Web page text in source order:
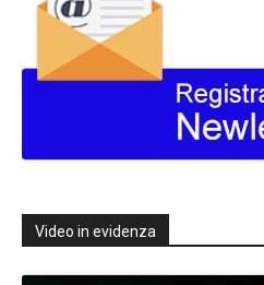
Video in evidenza